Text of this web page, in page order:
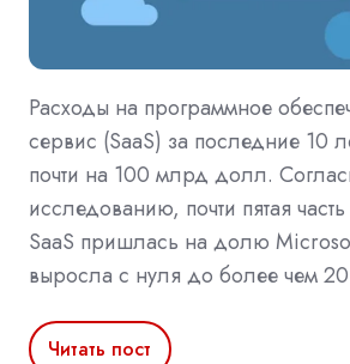
Расходы на программное
сервис (SaaS) за последние 10
почти на 100 млрд долл.
исследованию, почти пятая
SaaS пришлась на долю
выросла с нуля до более чем
Читать пост